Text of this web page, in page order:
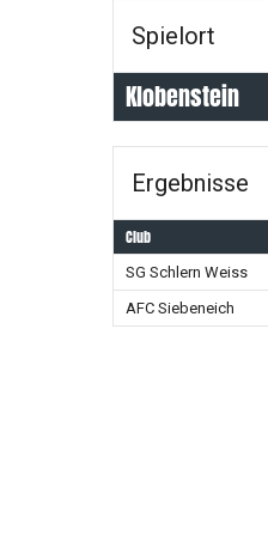
Spielort
Klobenstein
Ergebnisse
Club
SG Schlern Weiss
AFC Siebeneich